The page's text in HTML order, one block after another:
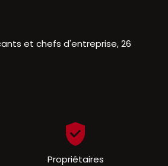
et chefs d'entreprise, 26
Propriétaires